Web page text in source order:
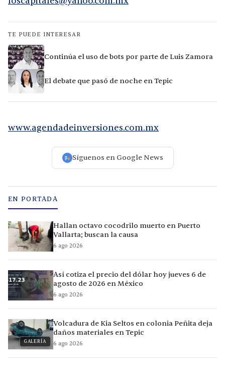
TE PUEDE INTERESAR
Continúa el uso de bots por parte de Luis Zamora
El debate que pasó de noche en Tepic
www.agendadeinversiones.com.mx
Síguenos en Google News
EN PORTADA
Hallan octavo cocodrilo muerto en Puerto
Vallarta; buscan la causa
6 ago 2026
Así cotiza el precio del dólar hoy jueves 6 de
agosto de 2026 en México
6 ago 2026
GALERÍA
Volcadura de Kia Seltos en colonia Peñita deja
daños materiales en Tepic
6 ago 2026